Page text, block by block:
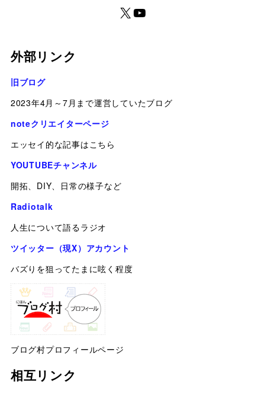
外部リンク
旧ブログ
2023年4月～7月まで運営していたブログ
noteクリエイターページ
エッセイ的な記事はこちら
YOUTUBEチャンネル
開拓、DIY、日常の様子など
Radiotalk
人生について語るラジオ
ツイッター（現X）アカウント
バズりを狙ってたまに呟く程度
ブログ村プロフィールページ
相互リンク